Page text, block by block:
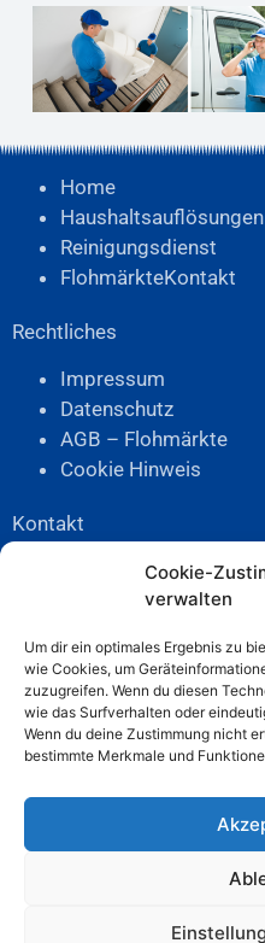
Cookie-
verwalten
Um dir ein optimales Ergebnis zu
wie Cookies, um
zuzugreifen. Wenn du diesen
wie das Surfverhalten oder
Wenn du deine Zustimmung nicht
bestimmte Merkmale und
Home
Haushaltsauflösungen
Reinigungsdienst
FlohmärkteKontakt
Rechtliches
Impressum
Datenschutz
AGB – Flohmärkte
Cookie Hinweis
Kontakt
04503-898377
0162-4243112
Anschrift
Blue Ocean Event
23611 Bad Schwartau